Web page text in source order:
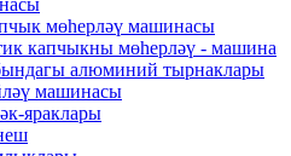
мөһерләү машинасы
капчыкны мөһерләү - машина
алюминий тырнаклары
машинасы
яраклары